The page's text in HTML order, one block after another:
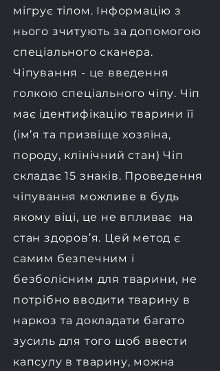
мігрує тілом. Інформацію з
нього зчитують за допомогою
спеціального сканера.
Чіпування - це введення
голкою спеціального чіпу. Чіп
має ідентифікацію тварини її
(ім’я та призвіще хозяїна,
породу, клінічний стан) Чіп
складає 15 знаків. Проведення
чіпування можливе в будь
якому віці, це не впливає на
стан здоров’я. Цей метод є
самим безпечним і
безболісним для тварини, не
потрібно вводити тварину в
наркоз та докладати багато
зусиль для того щоб ввести
капсулу в тварину, можна